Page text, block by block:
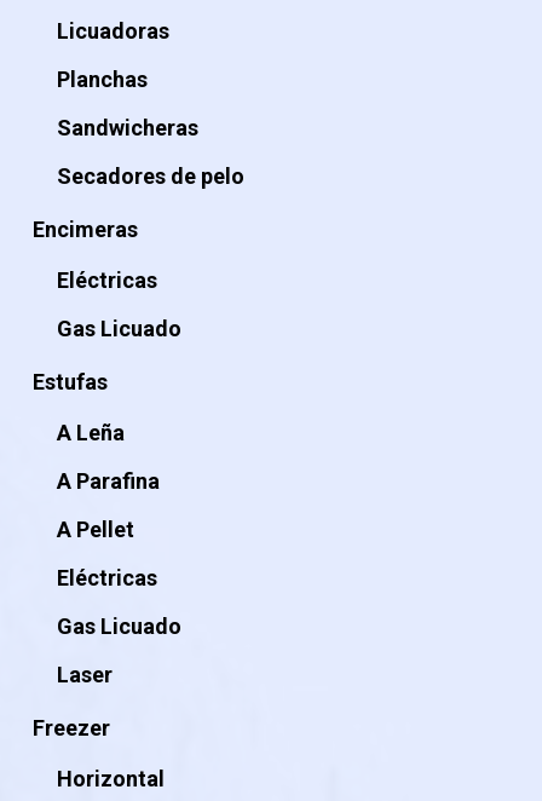
Licuadoras
Planchas
Sandwicheras
Secadores de pelo
Encimeras
Eléctricas
Gas Licuado
Estufas
A Leña
A Parafina
A Pellet
Eléctricas
Gas Licuado
Laser
Freezer
Horizontal